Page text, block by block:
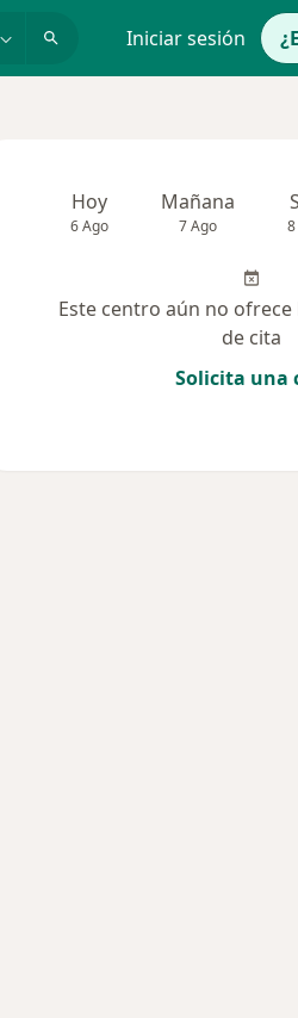
Iniciar sesión
Hoy
6 Ago
Mañana
7 Ago
Este centro aún no
de cita
Solicita una